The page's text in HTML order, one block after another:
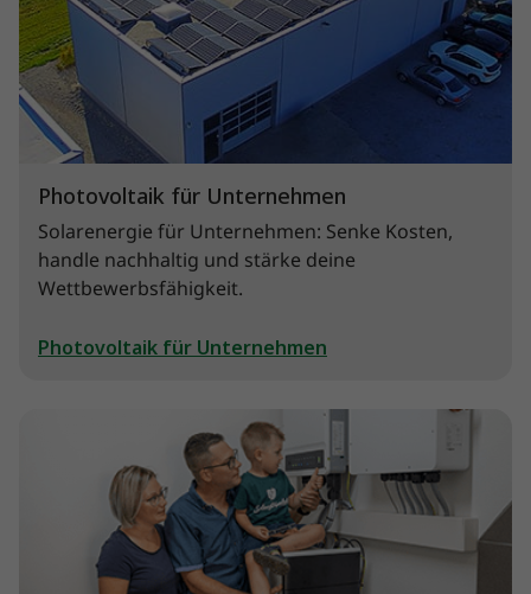
Photovoltaik für Unternehmen
Solarenergie für Unternehmen: Senke Kosten,
handle nachhaltig und stärke deine
Wettbewerbsfähigkeit.
Photovoltaik für Unternehmen